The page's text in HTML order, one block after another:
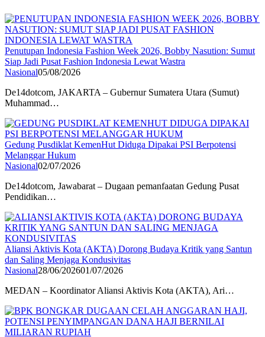
Penutupan Indonesia Fashion Week 2026, Bobby Nasution: Sumut
Siap Jadi Pusat Fashion Indonesia Lewat Wastra
Nasional05/08/2026
De14dotcom, JAKARTA – Gubernur Sumatera Utara (Sumut)
Muhammad…
Gedung Pusdiklat KemenHut Diduga Dipakai PSI Berpotensi
Melanggar Hukum
Nasional02/07/2026
De14dotcom, Jawabarat – Dugaan pemanfaatan Gedung Pusat
Pendidikan…
Aliansi Aktivis Kota (AKTA) Dorong Budaya Kritik yang Santun
dan Saling Menjaga Kondusivitas
Nasional28/06/202601/07/2026
MEDAN – Koordinator Aliansi Aktivis Kota (AKTA), Ari…